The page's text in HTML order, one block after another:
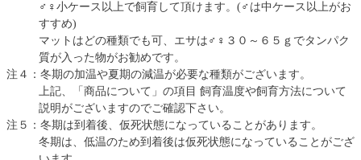
♂♀小ケース以上で飼育して頂けます。(♂は中ケース以上がお
すすめ)
マットはどの種類でも可、エサは♂♀３０～６５ｇでタンパク
質が入った物がお勧めです。
注４：冬期の加温や夏期の減温が必要な種類がございます。
上記、「商品について」の項目 飼育温度や飼育方法について
説明がございますのでご確認下さい。
注５：冬期は到着後、仮死状態になっていることがあります。
冬期は、低温のため到着後は仮死状態になっていることがござ